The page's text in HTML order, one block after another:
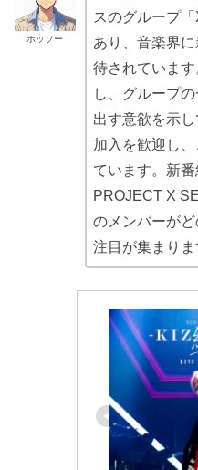
ホッソー
スのグループ
あり、音楽界
待されていま
し、グループ
出す意欲を示
加入を歓迎し
ています。新
PROJECT X
のメンバーがど
注目が集まりま